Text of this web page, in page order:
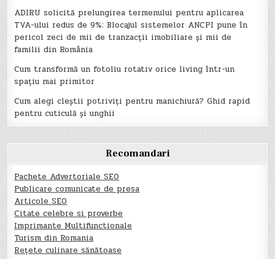
ADIRU solicită prelungirea termenului pentru aplicarea
TVA-ului redus de 9%: Blocajul sistemelor ANCPI pune în
pericol zeci de mii de tranzacții imobiliare și mii de
familii din România
Cum transformă un fotoliu rotativ orice living într-un
spațiu mai primitor
Cum alegi cleștii potriviți pentru manichiură? Ghid rapid
pentru cuticulă și unghii
Recomandari
Pachete Advertoriale SEO
Publicare comunicate de presa
Articole SEO
Citate celebre si proverbe
Imprimante Multifunctionale
Turism din Romania
Rețete culinare sănătoase